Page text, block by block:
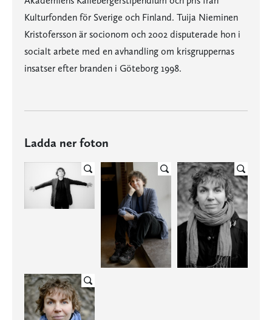
Kulturfonden för Sverige och Finland. Tuija Nieminen
Kristofersson är socionom och 2002 disputerade hon i
socialt arbete med en avhandling om krisgruppernas
insatser efter branden i Göteborg 1998.
Ladda ner foton